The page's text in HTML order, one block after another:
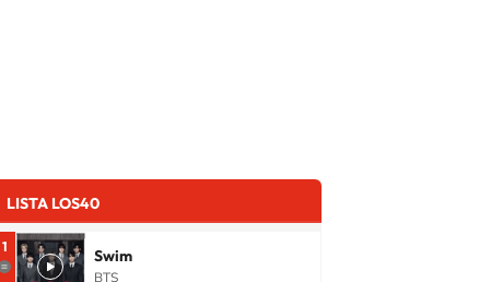
LISTA LOS40
1 Swim
BTS